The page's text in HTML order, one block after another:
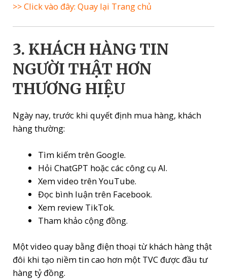
>> Click vào đây: Quay lại Trang chủ
3. KHÁCH HÀNG TIN
NGƯỜI THẬT HƠN
THƯƠNG HIỆU
Ngày nay, trước khi quyết định mua hàng, khách
hàng thường:
Tìm kiếm trên Google.
Hỏi ChatGPT hoặc các công cụ AI.
Xem video trên YouTube.
Đọc bình luận trên Facebook.
Xem review TikTok.
Tham khảo cộng đồng.
Một video quay bằng điện thoại từ khách hàng thật
đôi khi tạo niềm tin cao hơn một TVC được đầu tư
hàng tỷ đồng.